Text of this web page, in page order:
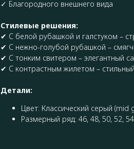
✓ Благородного внешнего вида
Стилевые решения:
✔ С белой рубашкой и галстуком –
✔ С нежно-голубой рубашкой –
✔ С тонким свитером – элегантный
✔ С контрастным жилетом –
Детали:
Цвет: Классический серый (mid
Размерный ряд: 46, 48, 50, 52,